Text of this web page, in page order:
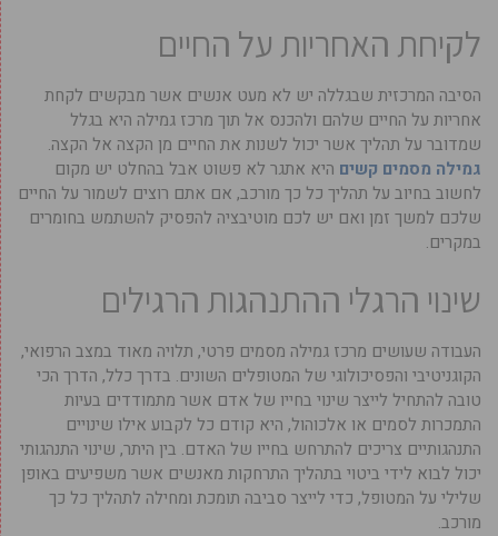
לקיחת האחריות על החיים
‏הסיבה המרכזית שבגללה יש לא מעט אנשים אשר מבקשים לקחת
אחריות על החיים שלהם ולהכנס אל תוך מרכז גמילה היא בגלל
שמדובר על תהליך אשר יכול לשנות את החיים מן הקצה אל הקצה.
גמילה מסמים קשים היא אתגר לא פשוט אבל בהחלט יש מקום
לחשוב בחיוב על תהליך כל כך מורכב, אם אתם רוצים לשמור על החיים
שלכם למשך זמן ואם יש לכם מוטיבציה להפסיק להשתמש בחומרים
במקרים.
שינוי הרגלי ההתנהגות הרגילים
‏העבודה שעושים מרכז גמילה מסמים פרטי, תלויה מאוד במצב הרפואי,
הקוגניטיבי והפסיכולוגי של המטופלים השונים. ‏בדרך כלל, הדרך הכי
טובה להתחיל לייצר שינוי בחייו של אדם אשר מתמודדים בעיות
התמכרות לסמים או אלכוהול, היא קודם כל לקבוע אילו שינויים
התנהגותיים צריכים להתרחש בחייו של האדם. בין היתר, שינוי התנהגותי
יכול לבוא לידי ביטוי בתהליך התרחקות מאנשים אשר משפיעים באופן
שלילי על המטופל, כדי לייצר סביבה תומכת ומחילה לתהליך כל כך
מורכב.